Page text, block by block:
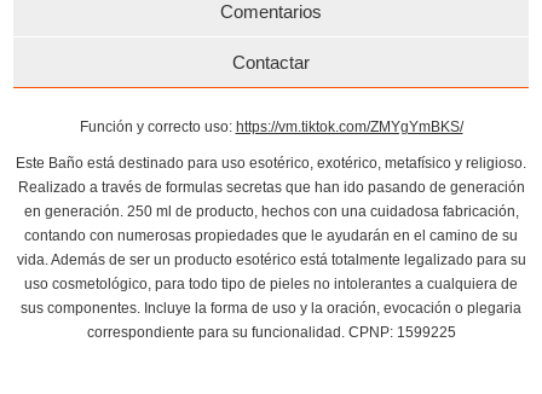
Comentarios
Contactar
Función y correcto uso: https://vm.tiktok.com/ZMYgYmBKS/
Este Baño está destinado para uso esotérico, exotérico, metafísico y religioso.
Realizado a través de formulas secretas que han ido pasando de generación
en generación. 250 ml de producto, hechos con una cuidadosa fabricación,
contando con numerosas propiedades que le ayudarán en el camino de su
vida. Además de ser un producto esotérico está totalmente legalizado para su
uso cosmetológico, para todo tipo de pieles no intolerantes a cualquiera de
sus componentes. Incluye la forma de uso y la oración, evocación o plegaria
correspondiente para su funcionalidad. CPNP: 1599225